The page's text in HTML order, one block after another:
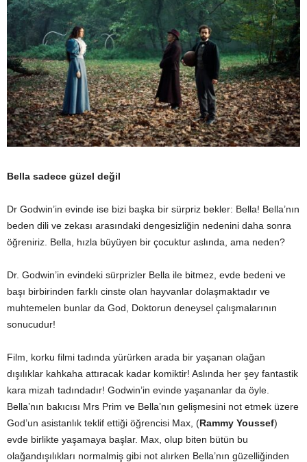
Bella sadece güzel değil
Dr Godwin’in evinde ise bizi başka bir sürpriz bekler: Bella! Bella’nın
beden dili ve zekası arasındaki dengesizliğin nedenini daha sonra
öğreniriz. Bella, hızla büyüyen bir çocuktur aslında, ama neden?
Dr. Godwin’in evindeki sürprizler Bella ile bitmez, evde bedeni ve
başı birbirinden farklı cinste olan hayvanlar dolaşmaktadır ve
muhtemelen bunlar da God, Doktorun deneysel çalışmalarının
sonucudur!
Film, korku filmi tadında yürürken arada bir yaşanan olağan
dışılıklar kahkaha attıracak kadar komiktir! Aslında her şey fantastik
kara mizah tadındadır! Godwin’in evinde yaşananlar da öyle.
Bella’nın bakıcısı Mrs Prim ve Bella’nın gelişmesini not etmek üzere
God’un asistanlık teklif ettiği öğrencisi Max, (Rammy Youssef)
evde birlikte yaşamaya başlar. Max, olup biten bütün bu
olağandışılıkları normalmiş gibi not alırken Bella’nın güzelliğinden